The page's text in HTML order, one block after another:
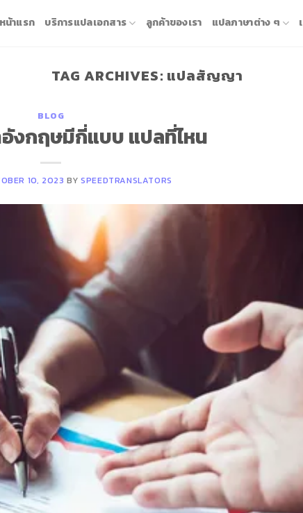
หน้าแรก บริการแปลเอกสาร ลูกค้าของเรา แปลภาษาต่าง ๆ
TAG ARCHIVES: แปลสัญญา
BLOG
งกฤษมีกี่แบบ แปลที่ไหน
10, 2023 BYSPEEDTRANSLATORS